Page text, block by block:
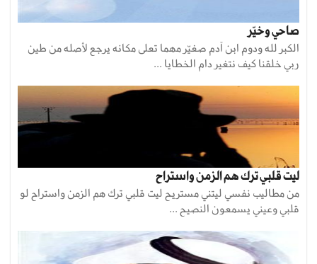
صاحي وخيّر
الكبر لله ودوم ابن آدم صغيّر مهما تعلى مكانه يرجع لأصله من طين
ربي خلقنا كيف نتغير دام الخطايا ...
ليت قلبي ترك هم الزمن واستراح
من مطاليب نفسي ليتني مستريح ليت قلبي ترك هم الزمن واستراح لو
قلبي وعيني يسمعون النصيح ...